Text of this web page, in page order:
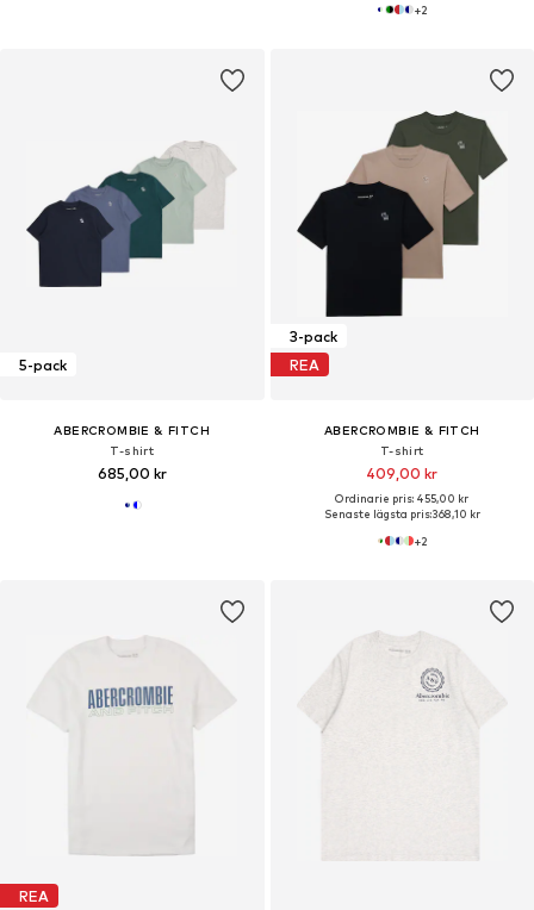
+2
5-pack
ABERCROMBIE & FITCH
T-shirt
685,00 kr
3-pack
REA
ABERCROMBIE & FITCH
T-shirt
409,00 kr
Ordinarie pris: 455,00 kr
Senaste lägsta pris:368,10 kr
+2
REA